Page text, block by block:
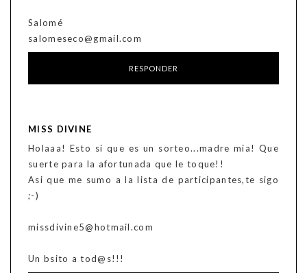
Salomé
salomeseco@gmail.com
RESPONDER
MISS DIVINE
Holaaa! Esto si que es un sorteo...madre mia! Que
suerte para la afortunada que le toque!!
Asi que me sumo a la lista de participantes,te sigo
;-)
missdivine5@hotmail.com
Un bsito a tod@s!!!